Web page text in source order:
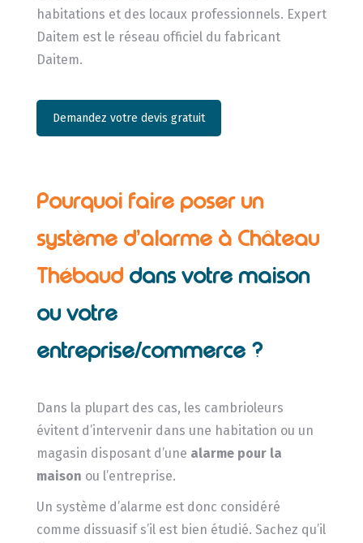
habitations et des locaux professionnels. Expert
Daitem est le réseau officiel du fabricant
Daitem.
Demandez votre devis gratuit
Pourquoi faire poser un
système d’alarme à Château
Thébaud dans votre maison
ou votre
entreprise/commerce ?
Dans la plupart des cas, les cambrioleurs
évitent d’intervenir dans une habitation ou un
magasin disposant d’une alarme pour la
maison ou l’entreprise.
Un système d’alarme est donc considéré
comme dissuasif s’il est bien étudié. Sachez qu’il